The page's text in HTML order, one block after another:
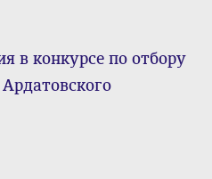
в конкурсе по отбору